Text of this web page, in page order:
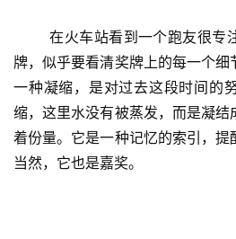
视
频
用
	在火车站看到一个跑友很专注地注视着挂在胸前的奖
牌，似乎要看清奖牌上的每一个
一种凝缩，是对过去这段时间的
缩，这里水没有被蒸发，而是凝
着份量。它是一种记忆的索引，提
当然，它也是嘉奖。